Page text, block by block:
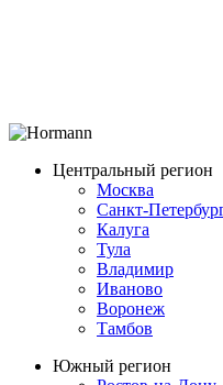
Центральный регион
Москва
Санкт-
Калуга
Тула
Владимир
Иваново
Воронеж
Тамбов
Южный регион